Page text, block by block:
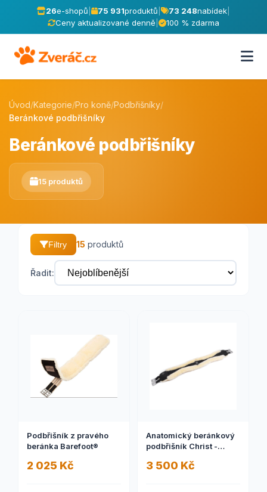
26e-shopů 75 931produktů 73 248nabídek
Ceny aktualizované denně
100 % zdarma
Úvod/Kategorie/Pro koně/Podbřišníky/
Beránkové podbřišníky
Beránkové podbřišníky
15 produktů
Filtry 15 produktů
Řadit:
Podbřišník z pravého
beránka Barefoot®
2 025 Kč
Anatomický beránkový
podbřišník Christ -
3 500 Kč